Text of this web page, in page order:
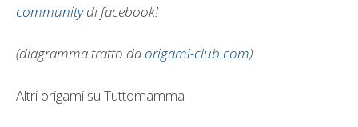
communitydi facebook!
(diagramma tratto da origami-club.com)
Altri origami su Tuttomamma